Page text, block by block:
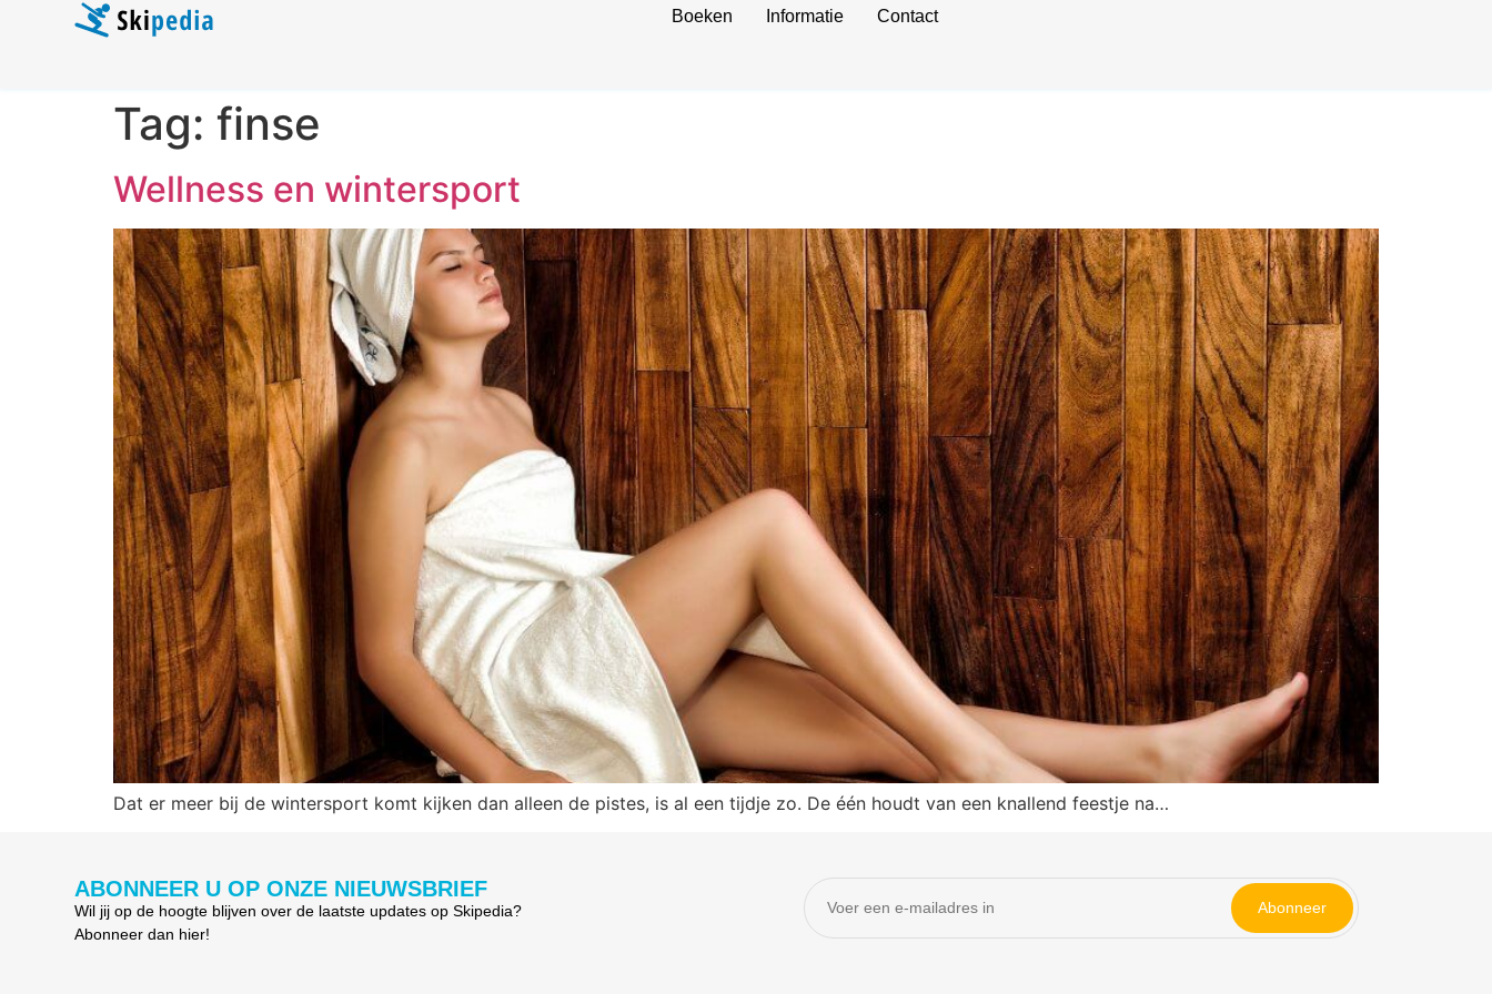
Boeken Informatie Contact
Tag: finse
Wellness en wintersport
Dat er meer bij de wintersport komt kijken dan alleen de pistes, is al een tijdje zo. De één houdt van een knallend feestje na…
ABONNEER U OP ONZE NIEUWSBRIEF
Wil jij op de hoogte blijven over de laatste updates op Skipedia?
Abonneer dan hier!
Abonneer